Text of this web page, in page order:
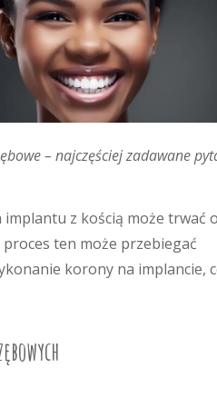
– najczęściej zadawane
z kością może trwać
ten może przebiegać
korony na implancie,